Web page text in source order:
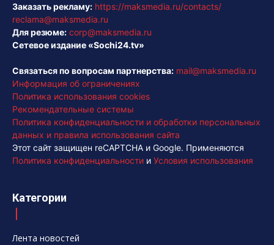
Заказать рекламу: https://maksmedia.ru/contacts/
reclama@maksmedia.ru
Для резюме: corp@maksmedia.ru
Сетевое издание «Sochi24.tv»
Связаться по вопросам партнерства: mail@maksmedia.ru
Информация об ограничениях
Политика использования cookies
Рекомендательные системы
Политика конфиденциальности и обработки персональных
данных и правила использования сайта
Этот сайт защищен reCAPTCHA и Google. Применяются
Политика конфиденциальности и Условия использования
Категории
Лента новостей